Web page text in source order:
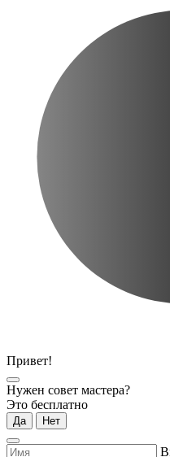
Привет!
Нужен совет мастера?
Это бесплатно
Да Нет